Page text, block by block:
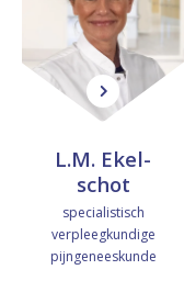
r
s
L.M. Ekel­
schot
specialistisch
verpleegkundige
pijngeneeskunde
L
M
.
E